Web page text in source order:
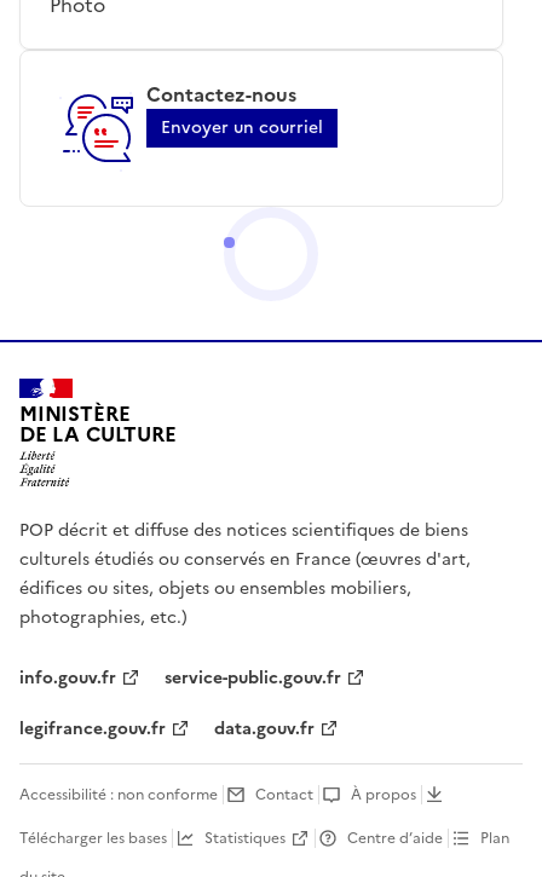
Contactez-nous
Envoyer un courriel
MINISTÈRE
DE LA CULTURE
POP décrit et diffuse des notices scientifiques de biens
culturels étudiés ou conservés en France (œuvres d'art,
édifices ou sites, objets ou ensembles mobiliers,
photographies, etc.)
info.gouv.fr
service-public.gouv.fr
legifrance.gouv.fr
data.gouv.fr
Accessibilité : non conforme Contact
À propos
Télécharger les bases
Statistiques Centre d’aide
Plan